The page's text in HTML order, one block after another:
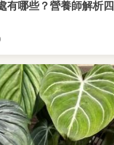
有哪些？營養師解析